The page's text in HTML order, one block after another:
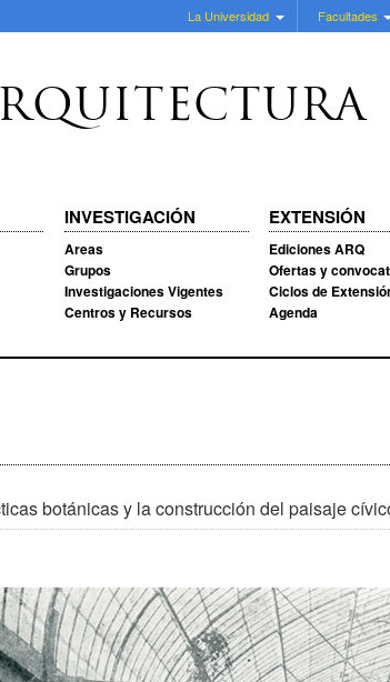
La Universidad Facultades
INVESTIGACIÓN
Areas
Grupos
Investigaciones Vigentes
Centros y Recursos
EXTENSIÓN
Ediciones ARQ
Ofertas y
Ciclos de
Agenda
botánicas y la construcción del paisaje